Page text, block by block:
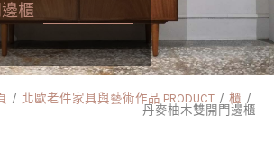
櫃
北歐老件家具與藝術作品 PRODUCT
櫃
丹麥柚木雙開門邊櫃